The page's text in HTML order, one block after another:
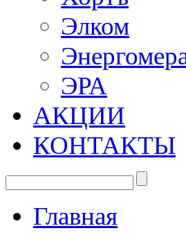
Элком
ЭРА
АКЦИИ
КОНТАКТЫ
Главная